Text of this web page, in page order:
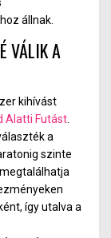
állnak.
VÁLIK A
kihívást
Alatti Futást
a
szinte
így utalva a